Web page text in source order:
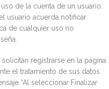
de la cuenta de un usuario.
usuario acuerda notificar
de cualquier uso no
registrarse en la página
el tratamiento de sus datos
“Al seleccionar Finalizar